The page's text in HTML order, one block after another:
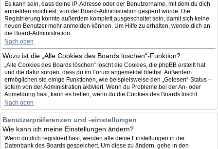
Es kann sein, dass deine IP-Adresse oder der Benutzername, mit dem du dich
anmelden möchtest, von der Board-Administration gesperrt wurde. Die
Registrierung könnte außerdem komplett ausgeschaltet sein, damit sich keine
neuen Benutzer mehr anmelden können. Um Hilfe zu erhalten, wende dich an
die Board-Administration.
Nach oben
Wozu ist die „Alle Cookies des Boards löschen“-Funktion?
„Alle Cookies des Boards löschen“ löscht die Cookies, die phpBB erstellt hat
und die dafür sorgen, dass du im Forum angemeldet bleibst. Außerdem
ermöglichen sie einige Funktionen, wie beispielsweise den „Gelesen“-Status –
sofern von der Administration aktiviert. Wenn du Probleme bei der An- oder
Abmeldung hast, kann es helfen, wenn du die Cookies des Boards löscht.
Nach oben
Benutzerpräferenzen und -einstellungen
Wie kann ich meine Einstellungen ändern?
Wenn du dich registriert hast, werden alle deine Einstellungen in der
Datenbank des Boards gespeichert. Um diese zu ändern, gehe in den